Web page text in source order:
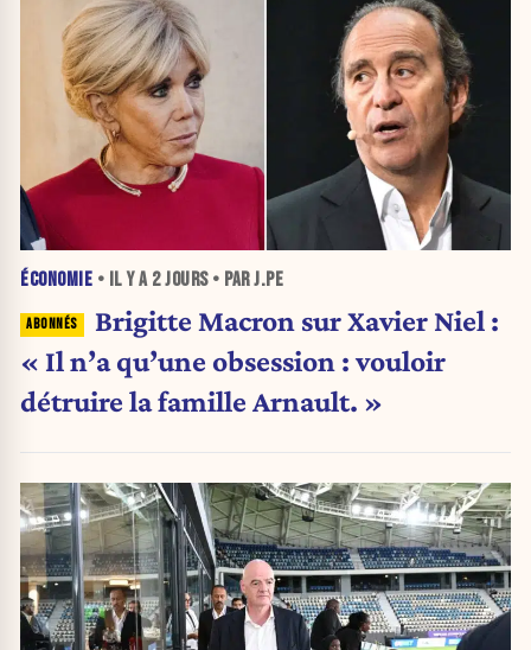
ÉCONOMIE • IL Y A 2 JOURS• PAR J.PE
Brigitte Macron sur Xavier Niel :
« Il n’a qu’une obsession : vouloir
détruire la famille Arnault. »